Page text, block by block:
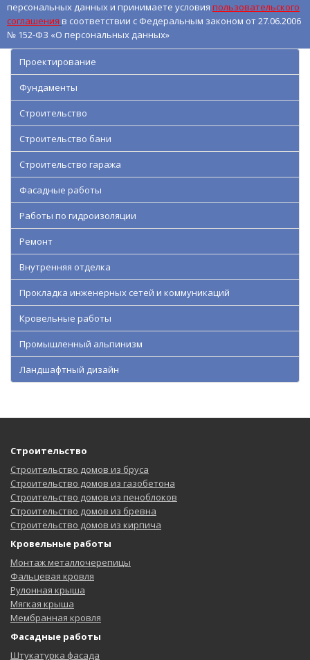
персональных данных и принимаете условия пользовательского
соглашения в соответствии с Федеральным законом от 27.06.2006
№ 152-ФЗ «О персональных данных»
Проектирование
Фундаменты
Строительство
Строительство бани
Строительство гаража
Фасадные работы
Работы по гидроизоляции
Ремонт
Внутренняя отделка
Прокладка инженерных сетей и коммуникаций
Кровельные работы
Промышленный альпинизм
Ландшафтный дизайн
Строительство
Строительство домов из бруса
Строительство домов из газобетона
Строительство домов из пеноблоков
Строительство домов из бревна
Строительство домов из кирпича
Кровельные работы
Монтаж металлочерепицы
Фальцевая кровля
Рулонная крыша
Мягкая крыша
Мембранная кровля
Фасадные работы
Штукатурка фасада